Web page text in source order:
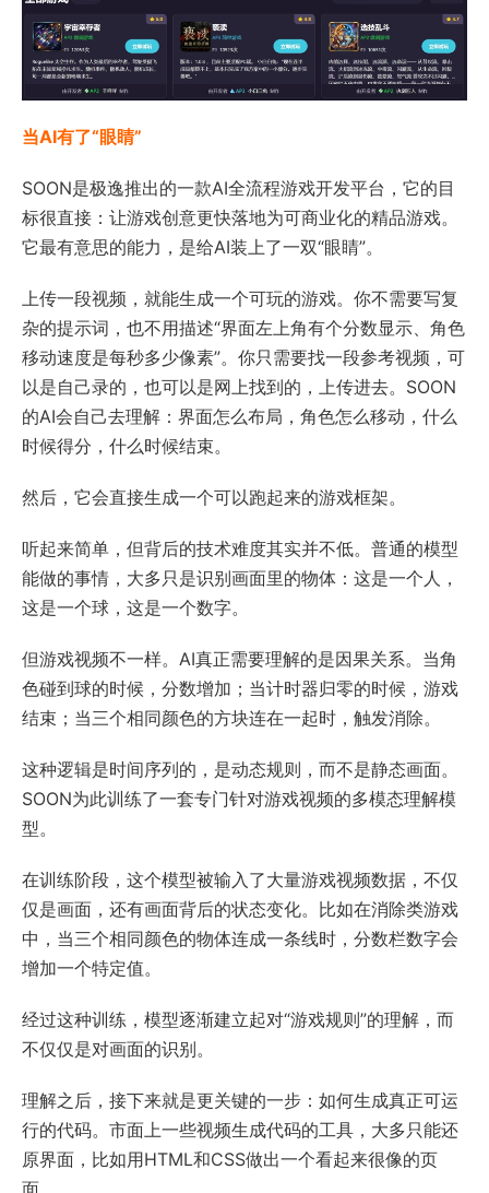
当AI有了“眼睛”
SOON是极逸推出的一款AI全流程游戏开发平台，它的目
标很直接：让游戏创意更快落地为可商业化的精品游戏。
它最有意思的能力，是给AI装上了一双“眼睛”。
上传一段视频，就能生成一个可玩的游戏。你不需要写复
杂的提示词，也不用描述“界面左上角有个分数显示、角色
移动速度是每秒多少像素”。你只需要找一段参考视频，可
以是自己录的，也可以是网上找到的，上传进去。SOON
的AI会自己去理解：界面怎么布局，角色怎么移动，什么
时候得分，什么时候结束。
然后，它会直接生成一个可以跑起来的游戏框架。
听起来简单，但背后的技术难度其实并不低。普通的模型
能做的事情，大多只是识别画面里的物体：这是一个人，
这是一个球，这是一个数字。
但游戏视频不一样。AI真正需要理解的是因果关系。当角
色碰到球的时候，分数增加；当计时器归零的时候，游戏
结束；当三个相同颜色的方块连在一起时，触发消除。
这种逻辑是时间序列的，是动态规则，而不是静态画面。
SOON为此训练了一套专门针对游戏视频的多模态理解模
型。
在训练阶段，这个模型被输入了大量游戏视频数据，不仅
仅是画面，还有画面背后的状态变化。比如在消除类游戏
中，当三个相同颜色的物体连成一条线时，分数栏数字会
增加一个特定值。
经过这种训练，模型逐渐建立起对“游戏规则”的理解，而
不仅仅是对画面的识别。
理解之后，接下来就是更关键的一步：如何生成真正可运
行的代码。市面上一些视频生成代码的工具，大多只能还
原界面，比如用HTML和CSS做出一个看起来很像的页